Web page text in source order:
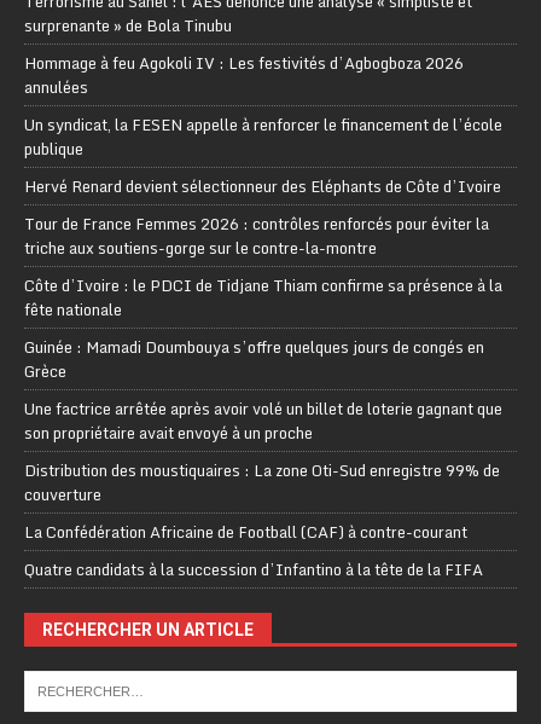
surprenante » de Bola Tinubu
Hommage à feu Agokoli IV : Les festivités d’Agbogboza 2026
annulées
Un syndicat, la FESEN appelle à renforcer le financement de l’école
publique
Hervé Renard devient sélectionneur des Eléphants de Côte d’Ivoire
Tour de France Femmes 2026 : contrôles renforcés pour éviter la
triche aux soutiens-gorge sur le contre-la-montre
Côte d’Ivoire : le PDCI de Tidjane Thiam confirme sa présence à la
fête nationale
Guinée : Mamadi Doumbouya s’offre quelques jours de congés en
Grèce
Une factrice arrêtée après avoir volé un billet de loterie gagnant que
son propriétaire avait envoyé à un proche
Distribution des moustiquaires : La zone Oti-Sud enregistre 99% de
couverture
La Confédération Africaine de Football (CAF) à contre-courant
Quatre candidats à la succession d’Infantino à la tête de la FIFA
RECHERCHER UN ARTICLE